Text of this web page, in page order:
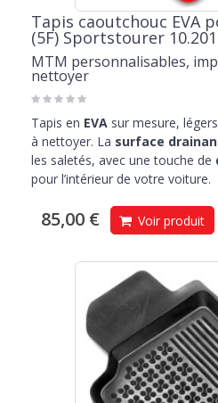
Tapis caoutchouc EVA
(5F) Sportstourer
MTM personnalisables,
nettoyer
Tapis en EVA sur mesure,
à nettoyer. La surface
les saletés, avec une touche de
pour l’intérieur de votre voiture.
85,00 € Voir produit